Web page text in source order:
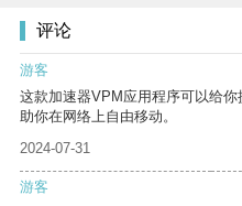
评论
游客
这款加速器VPM应用程序可以给
助你在网络上自由移动。
2024-07-31
游客